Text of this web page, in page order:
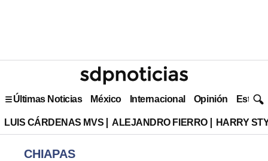
Últimas Noticias México Internacional Opinión Estilo
LUIS CÁRDENAS MVS ALEJANDRO FIERRO HARRY
CHIAPAS